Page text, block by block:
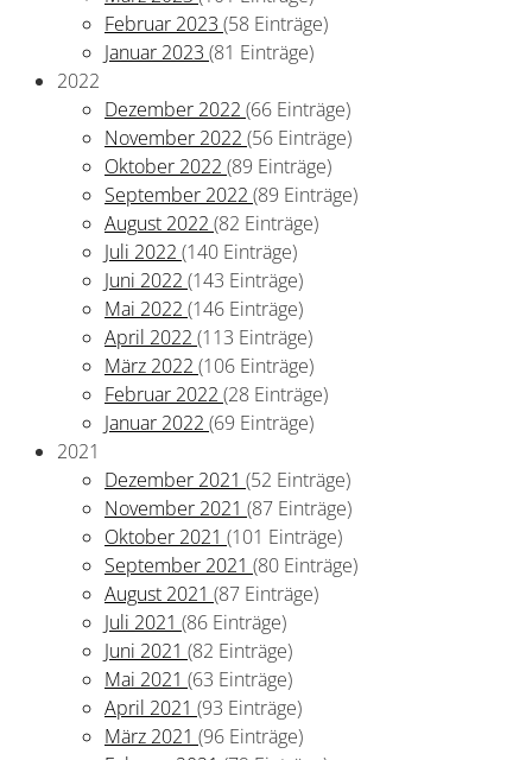
Februar 2023 (58 Einträge)
Januar 2023 (81 Einträge)
2022
Dezember 2022 (66 Einträge)
November 2022 (56 Einträge)
Oktober 2022 (89 Einträge)
September 2022 (89 Einträge)
August 2022 (82 Einträge)
Juli 2022 (140 Einträge)
Juni 2022 (143 Einträge)
Mai 2022 (146 Einträge)
April 2022 (113 Einträge)
März 2022 (106 Einträge)
Februar 2022 (28 Einträge)
Januar 2022 (69 Einträge)
2021
Dezember 2021 (52 Einträge)
November 2021 (87 Einträge)
Oktober 2021 (101 Einträge)
September 2021 (80 Einträge)
August 2021 (87 Einträge)
Juli 2021 (86 Einträge)
Juni 2021 (82 Einträge)
Mai 2021 (63 Einträge)
April 2021 (93 Einträge)
März 2021 (96 Einträge)